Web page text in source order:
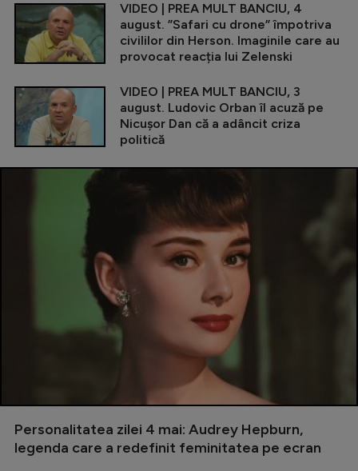
VIDEO | PREA MULT BANCIU, 4
august. ”Safari cu drone” împotriva
civililor din Herson. Imaginile care au
provocat reacția lui Zelenski
VIDEO | PREA MULT BANCIU, 3
august. Ludovic Orban îl acuză pe
Nicușor Dan că a adâncit criza
politică
Personalitatea zilei 4 mai: Audrey Hepburn,
legenda care a redefinit feminitatea pe ecran